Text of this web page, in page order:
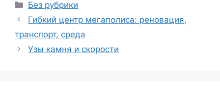
Рубрики
Без рубрики
Гибкий центр мегаполиса: реновация,
транспорт, среда
Узы камня и скорости